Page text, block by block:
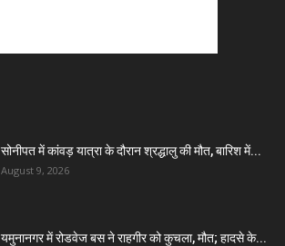
सोनीपत में कांवड़ यात्रा के दौरान श्रद्धालु की मौत, बारिश में...
August 9, 2026
यमुनानगर में रोडवेज बस ने राहगीर को कुचला, मौत; हादसे के...